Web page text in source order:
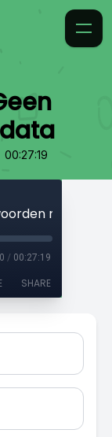
00:27:19
maar
/ 00:27:19
SHARE